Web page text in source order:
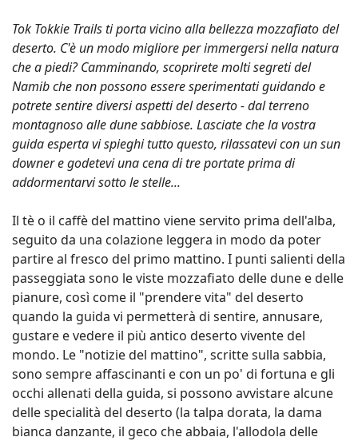
Tok Tokkie Trails ti porta vicino alla bellezza mozzafiato del
deserto. C'è un modo migliore per immergersi nella natura
che a piedi? Camminando, scoprirete molti segreti del
Namib che non possono essere sperimentati guidando e
potrete sentire diversi aspetti del deserto - dal terreno
montagnoso alle dune sabbiose. Lasciate che la vostra
guida esperta vi spieghi tutto questo, rilassatevi con un sun
downer e godetevi una cena di tre portate prima di
addormentarvi sotto le stelle...
Il tè o il caffè del mattino viene servito prima dell'alba,
seguito da una colazione leggera in modo da poter
partire al fresco del primo mattino. I punti salienti della
passeggiata sono le viste mozzafiato delle dune e delle
pianure, così come il "prendere vita" del deserto
quando la guida vi permetterà di sentire, annusare,
gustare e vedere il più antico deserto vivente del
mondo. Le "notizie del mattino", scritte sulla sabbia,
sono sempre affascinanti e con un po' di fortuna e gli
occhi allenati della guida, si possono avvistare alcune
delle specialità del deserto (la talpa dorata, la dama
bianca danzante, il geco che abbaia, l'allodola delle